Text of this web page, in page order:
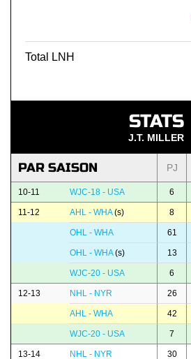
Total LNH
STATS
J.T. MILLER
PAR SAISON PJ
10-11 WJC-18 - USA 6
11-12 AHL - WHA(s) 8
OHL - WHA 61
OHL - WHA(s) 13
WJC-20 - USA 6
12-13 NHL - NYR 26
AHL - WHA 42
WJC-20 - USA 7
13-14 NHL - NYR 30